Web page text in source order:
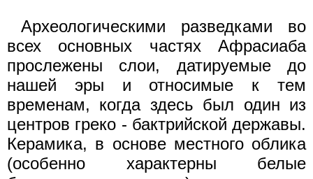
Археологическими разведками во
всех основных частях Афрасиаба
прослежены слои, датируемые до
нашей эры и относимые к тем
временам, когда здесь был один из
центров греко - бактрийской державы.
Керамика, в основе местного облика
(особенно характерны белые